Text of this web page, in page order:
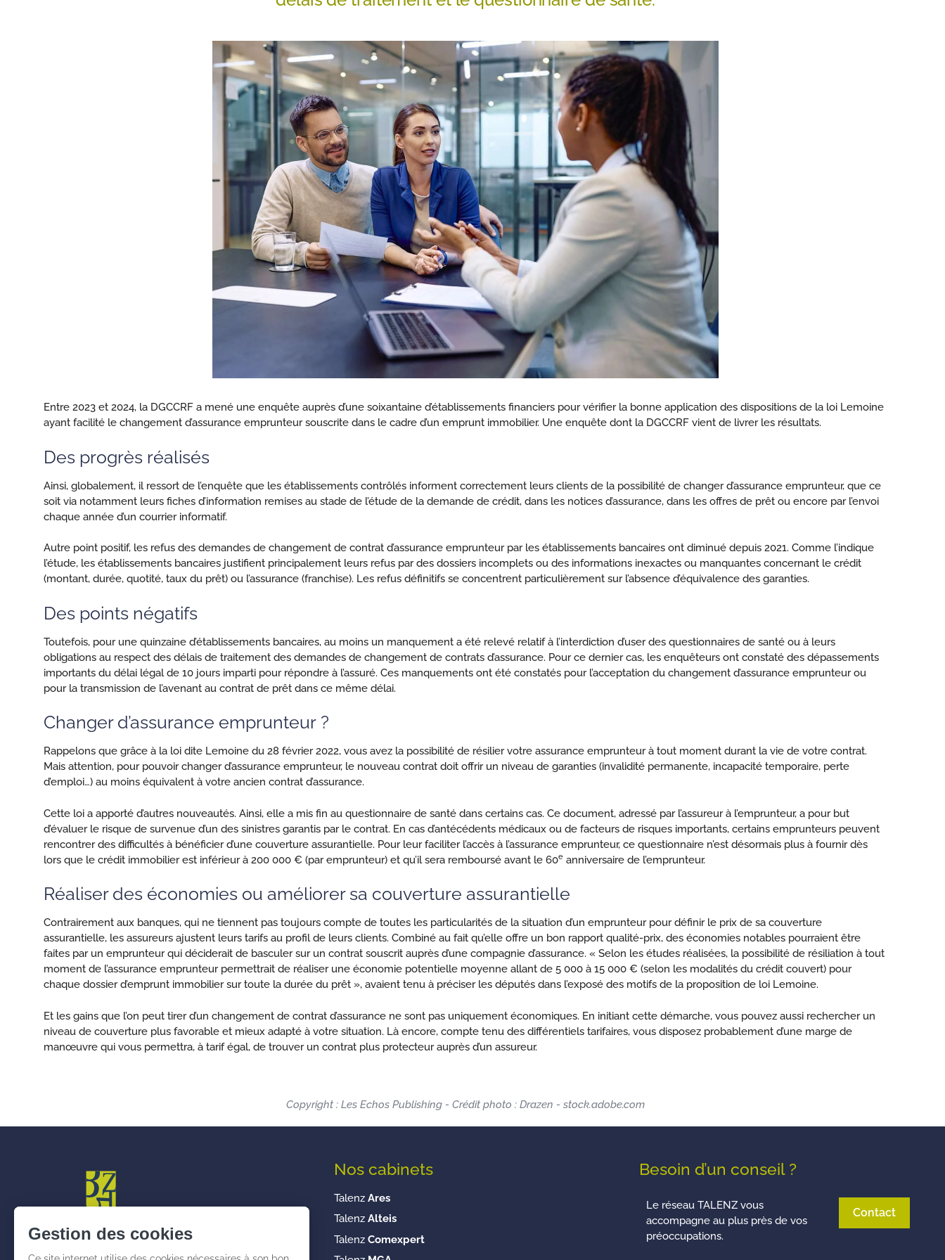
Entre 2023 et 2024, la DGCCRF a mené une enquête auprès d’une soixantaine d’établissements financiers pour vérifier la bonne application des dispositions de la loi Lemoine
ayant facilité le changement d’assurance emprunteur souscrite dans le cadre d’un emprunt immobilier. Une enquête dont la DGCCRF vient de livrer les résultats.
Des progrès réalisés
Ainsi, globalement, il ressort de l’enquête que les établissements contrôlés informent correctement leurs clients de la possibilité de changer d’assurance emprunteur, que ce
soit via notamment leurs fiches d’information remises au stade de l’étude de la demande de crédit, dans les notices d’assurance, dans les offres de prêt ou encore par l’envoi
chaque année d’un courrier informatif.
Autre point positif, les refus des demandes de changement de contrat d’assurance emprunteur par les établissements bancaires ont diminué depuis 2021. Comme l’indique
l’étude, les établissements bancaires justifient principalement leurs refus par des dossiers incomplets ou des informations inexactes ou manquantes concernant le crédit
(montant, durée, quotité, taux du prêt) ou l’assurance (franchise). Les refus définitifs se concentrent particulièrement sur l’absence d’équivalence des garanties.
Des points négatifs
Toutefois, pour une quinzaine d’établissements bancaires, au moins un manquement a été relevé relatif à l’interdiction d’user des questionnaires de santé ou à leurs
obligations au respect des délais de traitement des demandes de changement de contrats d’assurance. Pour ce dernier cas, les enquêteurs ont constaté des dépassements
importants du délai légal de 10 jours imparti pour répondre à l’assuré. Ces manquements ont été constatés pour l’acceptation du changement d’assurance emprunteur ou
pour la transmission de l’avenant au contrat de prêt dans ce même délai.
Changer d’assurance emprunteur ?
Rappelons que grâce à la loi dite Lemoine du 28 février 2022, vous avez la possibilité de résilier votre assurance emprunteur à tout moment durant la vie de votre contrat.
Mais attention, pour pouvoir changer d’assurance emprunteur, le nouveau contrat doit offrir un niveau de garanties (invalidité permanente, incapacité temporaire, perte
d’emploi…) au moins équivalent à votre ancien contrat d’assurance.
Cette loi a apporté d’autres nouveautés. Ainsi, elle a mis fin au questionnaire de santé dans certains cas. Ce document, adressé par l’assureur à l’emprunteur, a pour but
d’évaluer le risque de survenue d’un des sinistres garantis par le contrat. En cas d’antécédents médicaux ou de facteurs de risques importants, certains emprunteurs peuvent
rencontrer des difficultés à bénéficier d’une couverture assurantielle. Pour leur faciliter l’accès à l’assurance emprunteur, ce questionnaire n’est désormais plus à fournir dès
lors que le crédit immobilier est inférieur à 200 000 € (par emprunteur) et qu’il sera remboursé avant le 60e anniversaire de l’emprunteur.
Réaliser des économies ou améliorer sa couverture assurantielle
Contrairement aux banques, qui ne tiennent pas toujours compte de toutes les particularités de la situation d’un emprunteur pour définir le prix de sa couverture
assurantielle, les assureurs ajustent leurs tarifs au profil de leurs clients. Combiné au fait qu’elle offre un bon rapport qualité-prix, des économies notables pourraient être
faites par un emprunteur qui déciderait de basculer sur un contrat souscrit auprès d’une compagnie d’assurance. « Selon les études réalisées, la possibilité de résiliation à tout
moment de l’assurance emprunteur permettrait de réaliser une économie potentielle moyenne allant de 5 000 à 15 000 € (selon les modalités du crédit couvert) pour
chaque dossier d’emprunt immobilier sur toute la durée du prêt », avaient tenu à préciser les députés dans l’exposé des motifs de la proposition de loi Lemoine.
Et les gains que l’on peut tirer d’un changement de contrat d’assurance ne sont pas uniquement économiques. En initiant cette démarche, vous pouvez aussi rechercher un
niveau de couverture plus favorable et mieux adapté à votre situation. Là encore, compte tenu des différentiels tarifaires, vous disposez probablement d’une marge de
manœuvre qui vous permettra, à tarif égal, de trouver un contrat plus protecteur auprès d’un assureur.
Copyright : Les Echos Publishing - Crédit photo : Drazen - stock.adobe.com
Nos cabinets
Talenz Ares
Talenz Alteis
Talenz Comexpert
Besoin d’un conseil ?
Le réseau TALENZ vous
accompagne au plus près de vos
préoccupations.
Contact